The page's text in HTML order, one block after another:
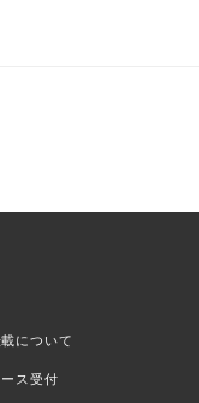
について
ス受付